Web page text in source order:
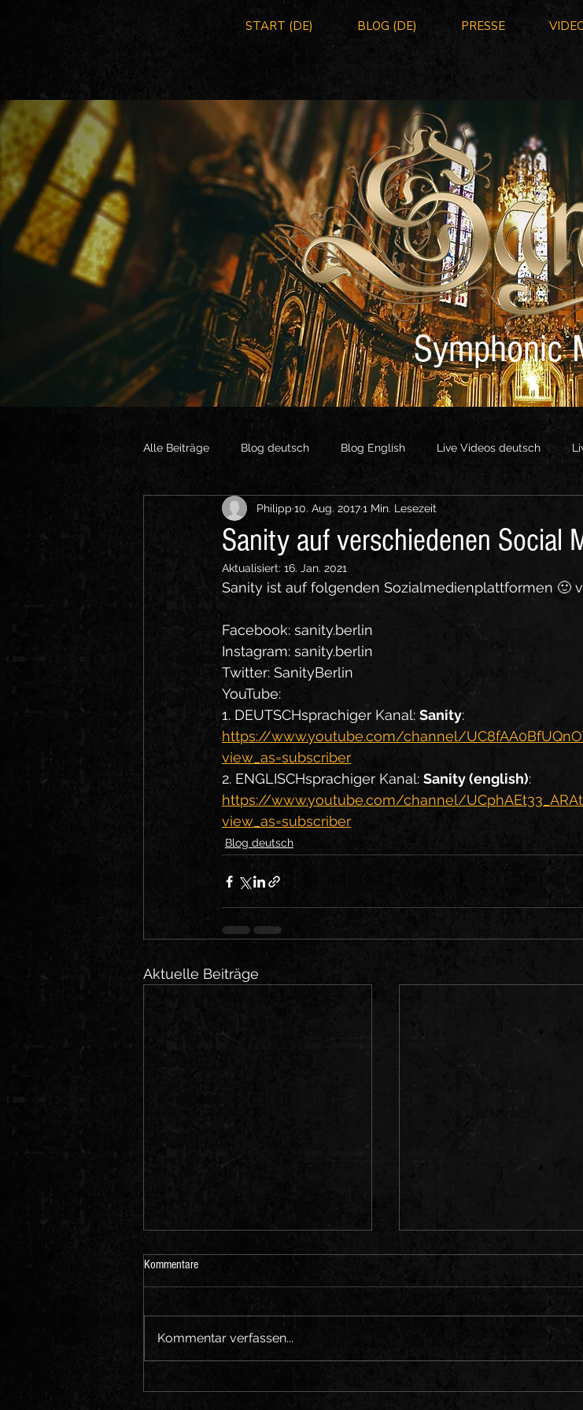
START (DE) BLOG (DE) PRESSE
Symphonic
Alle Beiträge Blog deutsch Blog English Live Videos deutsch
Vlogs English Sonstige Videos Other Videos
Sanity auf verschiedenen Social
Philipp 10. Aug. 20171 Min. Lesezeit
Aktualisiert: 16. Jan. 2021
Sanity ist auf folgenden Sozialmedienplattformen 🙂
Facebook: sanity.berlin
Instagram: sanity.berlin
Twitter: SanityBerlin
YouTube:
1. DEUTSCHsprachiger Kanal: Sanity:
https://www.youtube.com/channel/
view_as=subscriber
2. ENGLISCHsprachiger Kanal: Sanity (english):
https://www.youtube.com/channel/
view_as=subscriber
Blog deutsch
Aktuelle Beiträge
Kommentare
Kommentar verfassen...